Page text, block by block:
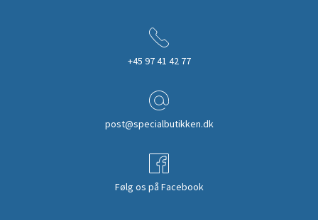
+45 97 41 42 77
post@specialbutikken.dk
Følg os på Facebook